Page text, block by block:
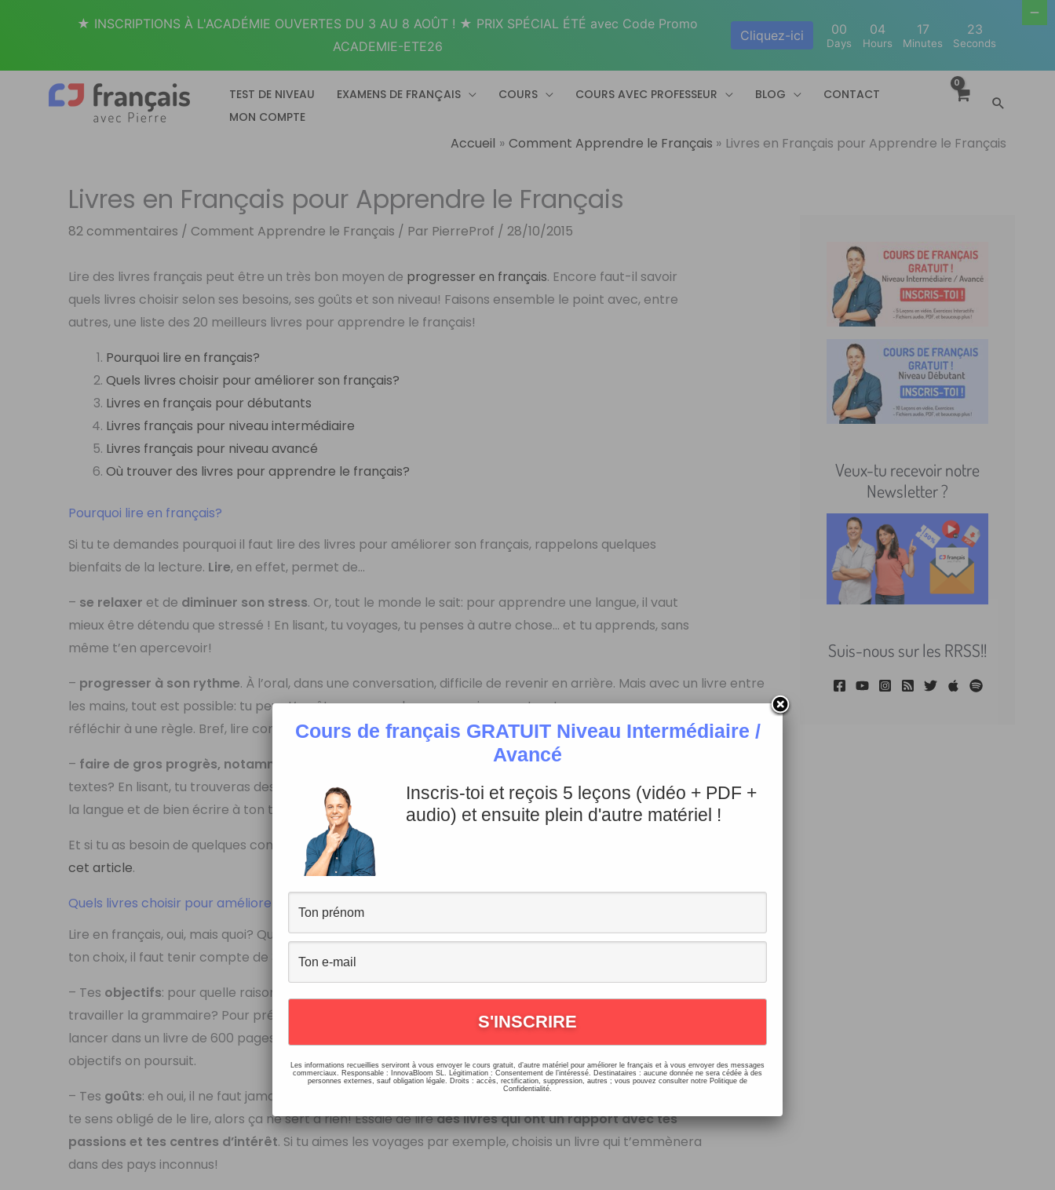
TEST DE NIVEAU EXAMENS DE FRANÇAIS COURS COURS AVEC PROFESSEUR BLOG
CONTACT
MON COMPTE
Accueil Comment Apprendre le Français Livres en Français pour Apprendre le Français
Livres en Français pour Apprendre le Français
82 commentaires / Comment Apprendre le Français / Par PierreProf / 28/10/2015
Lire des livres français peut être un très bon moyen de progresser en français. Encore faut-il savoir
quels livres choisir selon ses besoins, ses goûts et son niveau! Faisons ensemble le point avec, entre
autres, une liste des 20 meilleurs livres pour apprendre le français!
Pourquoi lire en français?
Quels livres choisir pour améliorer son français?
Livres en français pour débutants
Livres français pour niveau intermédiaire
Livres français pour niveau avancé
Où trouver des livres pour apprendre le français?
Pourquoi lire en français?
Si tu te demandes pourquoi il faut lire des livres pour améliorer son français, rappelons quelques
bienfaits de la lecture. Lire, en effet, permet de…
– se relaxer et de diminuer son stress. Or, tout le monde le sait: pour apprendre une langue, il vaut
mieux être détendu que stressé ! En lisant, tu voyages, tu penses à autre chose… et tu apprends, sans
même t’en apercevoir!
– progresser à son rythme. À l’oral, dans une conversation, difficile de revenir en arrière. Mais avec un livre entre
les mains, tout est possible: tu peux t’arrêter sur une phrase, examiner sa structure,
réfléchir à une règle. Bref, lire comme bon te semble, à ton propre rythme!
– faire de gros progrès, notamment à l’écrit
. Comment peux-tu écrire un texte si tu ne lis pas d’autres
textes? En lisant, tu trouveras des modèles, des structures qui te permettront de te familiariser avec
la langue et de bien écrire à ton tour.
Et si tu as besoin de quelques conseils pratiques pour améliorer ton expression écrite, je te conseille
cet article.
Quels livres choisir pour améliorer son français?
Lire en français, oui, mais quoi? Quels sont les meilleurs livres français pour progresser ? Pour faire
ton choix, il faut tenir compte de 3 choses:
– Tes objectifs: pour quelle raison veux-tu lire ce livre français? Pour enrichir ton vocabulaire ? Pour
travailler la grammaire? Pour préparer un examen? Ou pour le plaisir, tout simplement? Avant de se
lancer dans un livre de 600 pages, il est important de
objectifs on poursuit.
– Tes goûts: eh oui, il ne faut jamais perdre de vue le plaisir! JAMAIS! Si tu lis un livre parce que tu
te sens obligé de le lire, alors ça ne sert à rien! Essaie de liredes livres qui ont un rapport avec tes
passions et tes centres d’intérêt. Si tu aimes les voyages par exemple, choisis un livre qui t’emmènera
dans des pays inconnus!
Veux-tu recevoir notre
Newsletter ?
Suis-nous sur les RRSS!!
Cours de français GRATUIT Niveau Intermédiaire /
Avancé
Inscris-toi et reçois 5 leçons (vidéo + PDF +
audio) et ensuite plein d'autre matériel !
Les informations recueillies serviront à vous envoyer le cours gratuit, d’autre matériel pour améliorer le français et à vous envoyer des messages
commerciaux. Responsable : InnovaBloom SL. Légitimation : Consentement de l’intéressé. Destinataires : aucune donnée ne sera cédée à des
personnes externes, sauf obligation légale. Droits : accès, rectification, suppression, autres ; vous pouvez consulter notre Politique de
Confidentialité.
★ INSCRIPTIONS À L'ACADÉMIE OUVERTES DU 3 AU 8 AOÛT ! ★ PRIX SPÉCIAL ÉTÉ avec Code Promo
ACADEMIE-ETE26
Cliquez-ici 00
Days
04
Hours
17
Minutes
22
Seconds